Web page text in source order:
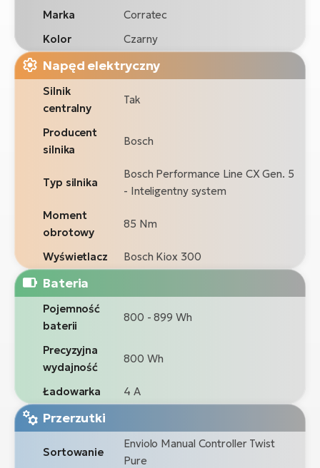
Marka
Corratec
Kolor
Czarny
Napęd elektryczny
Silnik
centralny
Tak
Producent
silnika
Bosch
Typ silnika
Bosch Performance Line CX Gen. 5
- Inteligentny system
Moment
obrotowy
85 Nm
Wyświetlacz Bosch Kiox 300
Bateria
Pojemność
baterii
800 - 899 Wh
Precyzyjna
wydajność
800 Wh
Ładowarka 4 A
Przerzutki
Sortowanie
Enviolo Manual Controller Twist
Pure